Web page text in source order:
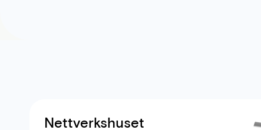
Nettverkshuset